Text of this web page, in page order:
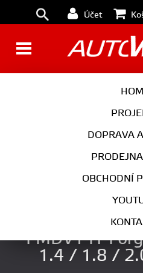
Účet
DOPRAVA
OBCHODNÍ
AUTOKOSMETIKA
Blow off
FMDV14T
1.4 / 1.8 /